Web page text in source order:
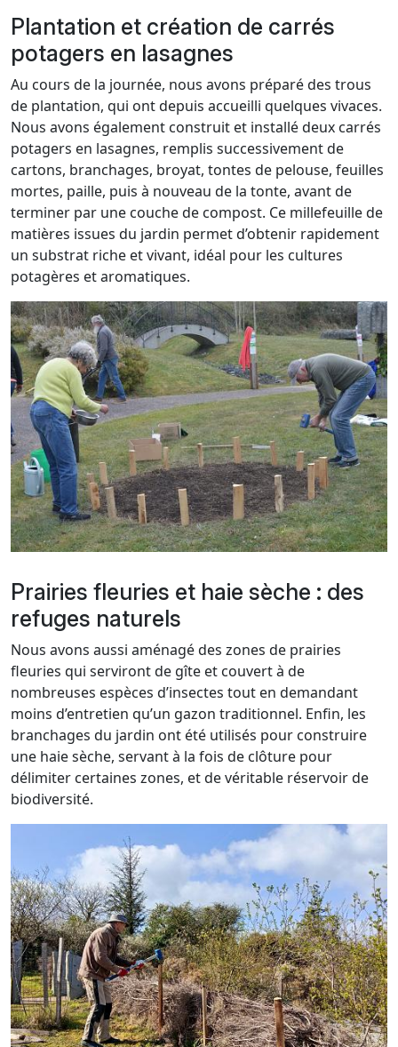
Plantation et création de carrés
potagers en lasagnes
Au cours de la journée, nous avons préparé des trous
de plantation, qui ont depuis accueilli quelques vivaces.
Nous avons également construit et installé deux carrés
potagers en lasagnes, remplis successivement de
cartons, branchages, broyat, tontes de pelouse, feuilles
mortes, paille, puis à nouveau de la tonte, avant de
terminer par une couche de compost. Ce millefeuille de
matières issues du jardin permet d’obtenir rapidement
un substrat riche et vivant, idéal pour les cultures
potagères et aromatiques.
Prairies fleuries et haie sèche : des
refuges naturels
Nous avons aussi aménagé des zones de prairies
fleuries qui serviront de gîte et couvert à de
nombreuses espèces d’insectes tout en demandant
moins d’entretien qu’un gazon traditionnel. Enfin, les
branchages du jardin ont été utilisés pour construire
une haie sèche, servant à la fois de clôture pour
délimiter certaines zones, et de véritable réservoir de
biodiversité.